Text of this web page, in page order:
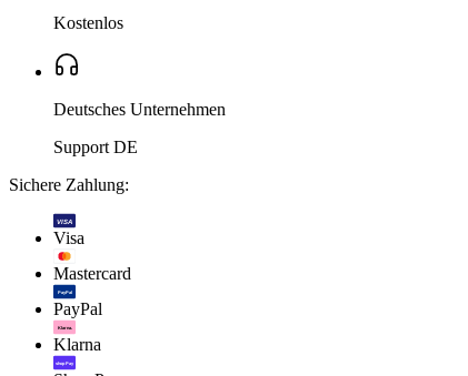
Kostenlos
Deutsches Unternehmen
Support DE
Sichere Zahlung:
VISA
Visa
Mastercard
PayPal
PayPal
Klarna.
Klarna
shop Pay